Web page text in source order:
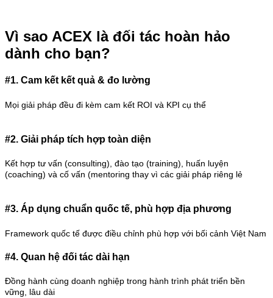
Vì sao ACEX là đối tác hoàn hảo
dành cho bạn?
#1. Cam kết kết quả & đo lường
Mọi giải pháp đều đi kèm cam kết ROI và KPI cụ thể
#2. Giải pháp tích hợp toàn diện
Kết hợp tư vấn (consulting), đào tạo (training), huấn luyện
(coaching) và cố vấn (mentoring thay vì các giải pháp riêng lẻ
#3. Áp dụng chuẩn quốc tế, phù hợp địa phương
Framework quốc tế được điều chỉnh phù hợp với bối cảnh Việt Nam
#4. Quan hệ đối tác dài hạn
Đồng hành cùng doanh nghiệp trong hành trình phát triển bền
vững, lâu dài